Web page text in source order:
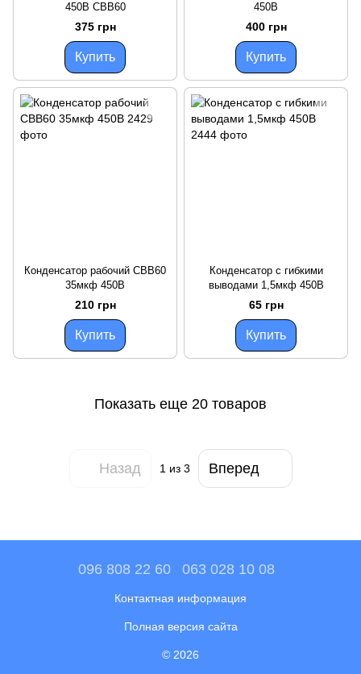
450В СВВ60
375 грн
Купить
450В
400 грн
Купить
Конденсатор рабочий СВВ60
35мкф 450В
210 грн
Купить
Конденсатор с гибкими
выводами 1,5мкф 450В
65 грн
Купить
Показать еще 20 товаров
Назад 1из 3 Вперед
096 808 22 60 063 028 10 08
Контактная информация
Полная версия сайта
© 2026